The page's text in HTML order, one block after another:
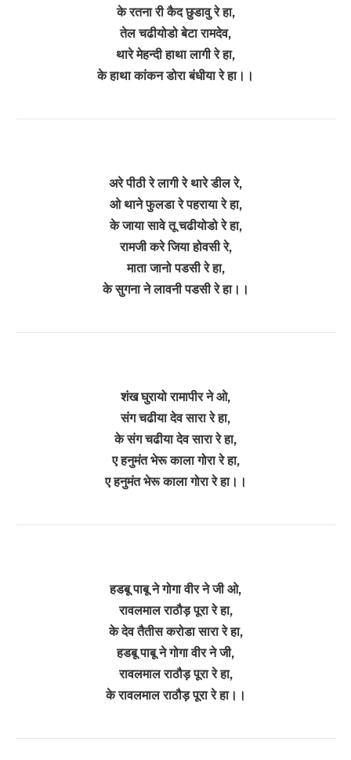
के रतना री कैद छुडावु रे हा,
तेल चढीयोडो बेटा रामदेव,
थारे मेहन्दी हाथा लागी रे हा,
के हाथा कांकन डोरा बंधीया रे हा।।
अरे पीठी रे लागी रे थारे डील रे,
ओ थाने फुलडा रे पहराया रे हा,
के जाया सावे तू चढीयोडो रे हा,
रामजी करे जिया होवसी रे,
माता जानो पडसी रे हा,
के सुगना ने लावनी पडसी रे हा।।
शंख घुरायो रामापीर ने ओ,
संग चढीया देव सारा रे हा,
के संग चढीया देव सारा रे हा,
ए हनुमंत भेरू काला गोरा रे हा,
ए हनुमंत भेरू काला गोरा रे हा।।
हडबू पाबू ने गोगा वीर ने जी ओ,
रावलमाल राठौड़ पूरा रे हा,
के देव तैतीस करोडा सारा रे हा,
हडबू पाबू ने गोगा वीर ने जी,
रावलमाल राठौड़ पूरा रे हा,
के रावलमाल राठौड़ पूरा रे हा।।